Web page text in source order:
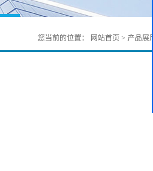
您当前的位置： 网站首页 > 产品展厅